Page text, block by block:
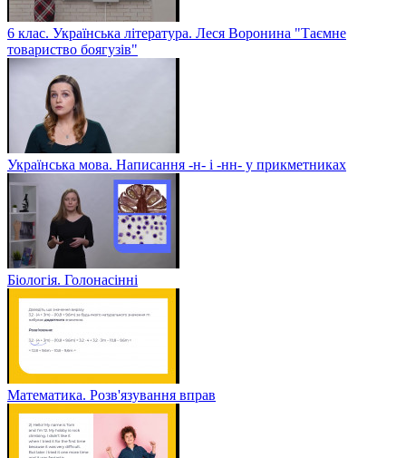
6 клас. Українська література. Леся Воронина "Таємне
товариство боягузів"
Українська мова. Написання -н- і -нн- у прикметниках
Біологія. Голонасінні
Математика. Розв'язування вправ